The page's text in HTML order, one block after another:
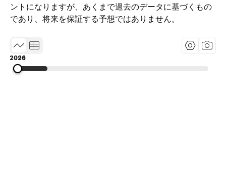
ントになりますが、あくまで過去のデータに基づくもの
であり、将来を保証する予想ではありません。
1994
2010
2026